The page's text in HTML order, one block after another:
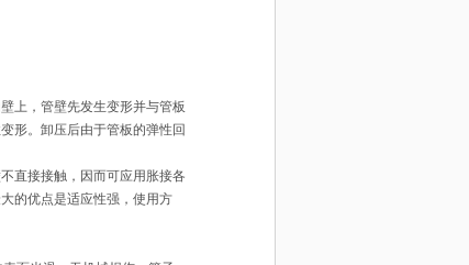
上，管壁先发生变形并与管板
形。卸压后由于管板的弹性回
直接接触，因而可应用胀接各
的优点是适应性强，使用方